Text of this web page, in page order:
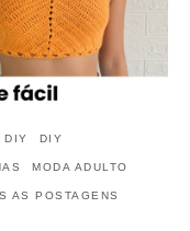
DIY DIY
MODA ADULTO
AS POSTAGENS